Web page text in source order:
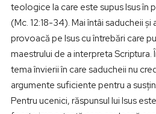
teologice la care este supus Isus în
(Mc. 12:18-34). Mai întâi saducheii și
provoacă pe Isus cu întrebări care
maestrului de a interpreta Scriptura.
tema învierii în care saducheii nu
argumente suficiente pentru a
Pentru ucenici, răspunsul lui Isus